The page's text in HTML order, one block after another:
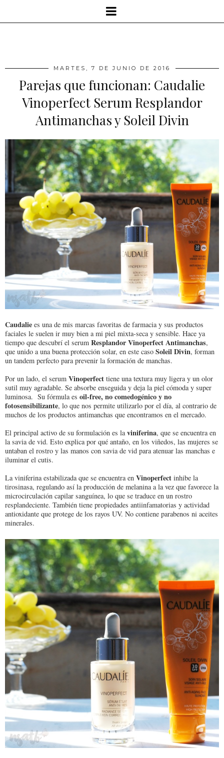
MARTES, 7 DE JUNIO DE 2016
Parejas que funcionan: Caudalie
Vinoperfect Serum Resplandor
Antimanchas y Soleil Divin
Caudalie es una de mis marcas favoritas de farmacia y sus productos
faciales le suelen ir muy bien a mi piel mixta-seca y sensible. Hace ya
tiempo que descubrí el serum Resplandor Vinoperfect Antimanchas,
que unido a una buena protección solar, en este caso Soleil Divin, forman
un tandem perfecto para prevenir la formación de manchas.
Por un lado, el serum Vinoperfect tiene una textura muy ligera y un olor
sutil muy agradable. Se absorbe enseguida y deja la piel cómoda y super
luminosa. Su fórmula es oil-free, no comedogénico y no
fotosensibilizante, lo que nos permite utilizarlo por el día, al contrario de
muchos de los productos antimanchas que encontramos en el mercado.
El principal activo de su formulación es laviniferina, que se encuentra en
la savia de vid. Esto explica por qué antaño, en los viñedos, las mujeres se
untaban el rostro y las manos con savia de vid para atenuar las manchas e
iluminar el cutis.
La viniferina estabilizada que se encuentra en Vinoperfect inhibe la
tirosinasa, regulando así la producción de melanina a la vez que favorece la
microcirculación capilar sanguínea, lo que se traduce en un rostro
resplandeciente. También tiene propiedades antiinfamatorias y actividad
antioxidante que protege de los rayos UV. No contiene parabenos ni aceites
minerales.